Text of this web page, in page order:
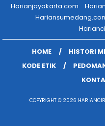
Harianjayakarta.com
HOME HISTORI
KODE ETIK
COPYRIGHT © 2026